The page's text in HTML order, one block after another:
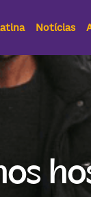
Notícias